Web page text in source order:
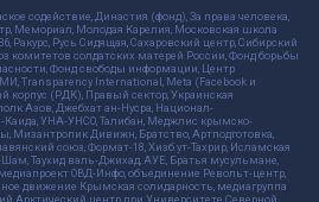
содействие, Династия (фонд), За права человека,
Мемориал, Молодая Карелия, Московская школа
Ракурс, Русь Сидящая, Сахаровский центр, Сибирский
комитетов солдатских матерей России, Фонд борьбы
Фонд свободы информации, Центр
Transparency International, Meta (Facebook и
корпус (РДК), Правый сектор, Украинская
Азов, Джебхат ан-Нусра, Национал-
УНА-УНСО, Талибан, Меджлис крымско-
Мизантропик Дивижн, Братство, Артподготовка,
союз, Формат-18, Хизб ут-Тахрир, Исламская
Шам, Таухид валь-Джихад, АУЕ, Братья мусульмане,
ОВД-Инфо, объединение Револьт-центр,
движение Крымская солидарность, медиагруппа
Арктический центр при Университете Северной